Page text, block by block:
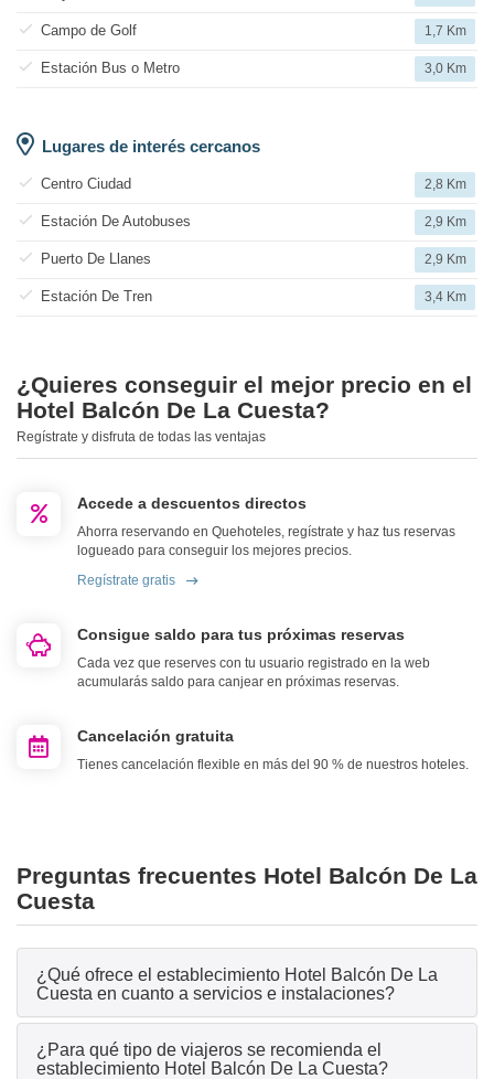
Campo de Golf 1,7 Km
Estación Bus o Metro 3,0 Km
Lugares de interés cercanos
Centro Ciudad 2,8 Km
Estación De Autobuses 2,9 Km
Puerto De Llanes 2,9 Km
Estación De Tren 3,4 Km
¿Quieres conseguir el mejor precio en el
Hotel Balcón De La Cuesta?
Regístrate y disfruta de todas las ventajas
Accede a descuentos directos
Ahorra reservando en Quehoteles, regístrate y haz tus reservas
logueado para conseguir los mejores precios.
Regístrate gratis
Consigue saldo para tus próximas reservas
Cada vez que reserves con tu usuario registrado en la web
acumularás saldo para canjear en próximas reservas.
Cancelación gratuita
Tienes cancelación flexible en más del 90 % de nuestros hoteles.
Preguntas frecuentes Hotel Balcón De La
Cuesta
¿Qué ofrece el establecimiento Hotel Balcón De La
Cuesta en cuanto a servicios e instalaciones?
¿Para qué tipo de viajeros se recomienda el
establecimiento Hotel Balcón De La Cuesta?